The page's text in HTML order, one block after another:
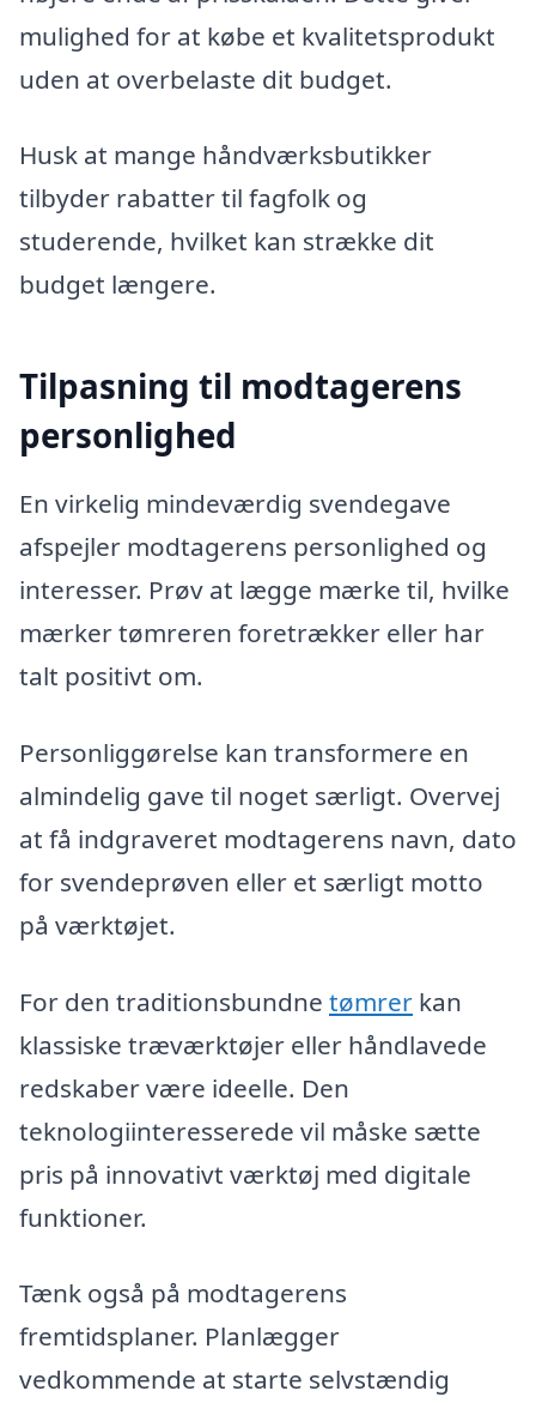
mulighed for at købe et kvalitetsprodukt
uden at overbelaste dit budget.
Husk at mange håndværksbutikker
tilbyder rabatter til fagfolk og
studerende, hvilket kan strække dit
budget længere.
Tilpasning til modtagerens
personlighed
En virkelig mindeværdig svendegave
afspejler modtagerens personlighed og
interesser. Prøv at lægge mærke til, hvilke
mærker tømreren foretrækker eller har
talt positivt om.
Personliggørelse kan transformere en
almindelig gave til noget særligt. Overvej
at få indgraveret modtagerens navn, dato
for svendeprøven eller et særligt motto
på værktøjet.
For den traditionsbundne tømrer kan
klassiske træværktøjer eller håndlavede
redskaber være ideelle. Den
teknologiinteresserede vil måske sætte
pris på innovativt værktøj med digitale
funktioner.
Tænk også på modtagerens
fremtidsplaner. Planlægger
vedkommende at starte selvstændig